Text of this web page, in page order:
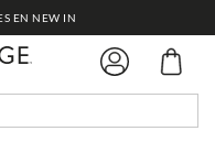
EN NEW IN